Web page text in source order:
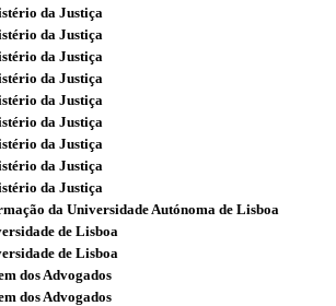
da Justiça
da Justiça
da Justiça
da Justiça
da Justiça
da Justiça
da Justiça
da Justiça
da Justiça
da Universidade Autónoma de Lisboa
de Lisboa
de Lisboa
dos Advogados
dos Advogados